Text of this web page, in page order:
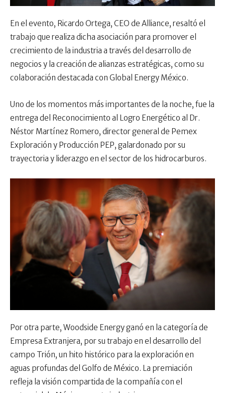
En el evento, Ricardo Ortega, CEO de Alliance, resaltó el
trabajo que realiza dicha asociación para promover el
crecimiento de la industria a través del desarrollo de
negocios y la creación de alianzas estratégicas, como su
colaboración destacada con Global Energy México.
Uno de los momentos más importantes de la noche, fue la
entrega del Reconocimiento al Logro Energético al Dr.
Néstor Martínez Romero, director general de Pemex
Exploración y Producción PEP, galardonado por su
trayectoria y liderazgo en el sector de los hidrocarburos.
Por otra parte, Woodside Energy ganó en la categoría de
Empresa Extranjera, por su trabajo en el desarrollo del
campo Trión, un hito histórico para la exploración en
aguas profundas del Golfo de México. La premiación
refleja la visión compartida de la compañía con el